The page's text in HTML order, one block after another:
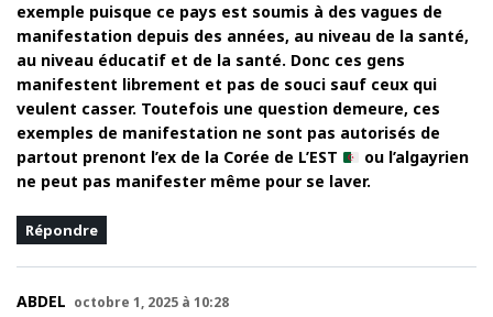
exemple puisque ce pays est soumis à des vagues de
manifestation depuis des années, au niveau de la santé,
au niveau éducatif et de la santé. Donc ces gens
manifestent librement et pas de souci sauf ceux qui
veulent casser. Toutefois une question demeure, ces
exemples de manifestation ne sont pas autorisés de
partout prenont l’ex de la Corée de L’EST
ou l’algayrien
ne peut pas manifester même pour se laver.
Répondre
ABDEL octobre 1, 2025 à 10:28